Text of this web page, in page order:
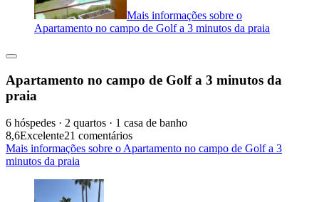
Mais informações sobre o
Apartamento no campo de Golf a 3 minutos da praia
Apartamento no campo de Golf a 3 minutos da
praia
6 hóspedes · 2 quartos · 1 casa de banho
8,6Excelente21 comentários
Mais informações sobre o Apartamento no campo de Golf a 3
minutos da praia